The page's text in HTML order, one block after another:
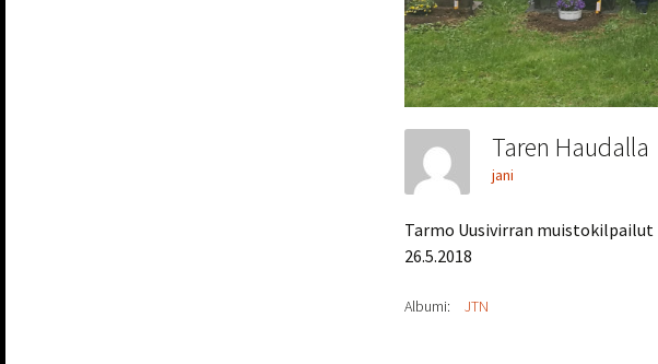
Taren Haudalla
jani
Tarmo Uusivirran muistokilpailut
26.5.2018
Albumi: JTN